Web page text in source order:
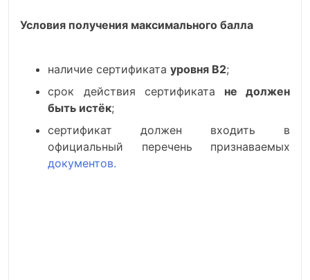
Условия получения максимального балла
наличие сертификата уровня B2;
срок действия сертификата не должен
быть истёк;
сертификат должен входить в
официальный перечень признаваемых
документов.